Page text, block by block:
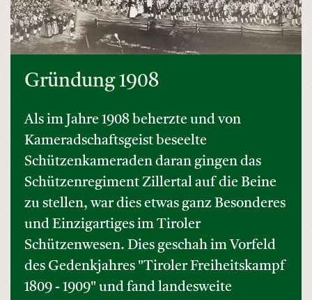
Gründung 1908
Als im Jahre 1908 beherzte und von
Kameradschaftsgeist beseelte
Schützenkameraden daran gingen das
Schützenregiment Zillertal auf die Beine
zu stellen, war dies etwas ganz Besonderes
und Einzigartiges im Tiroler
Schützenwesen. Dies geschah im Vorfeld
des Gedenkjahres "Tiroler Freiheitskampf
1809 - 1909" und fand landesweite